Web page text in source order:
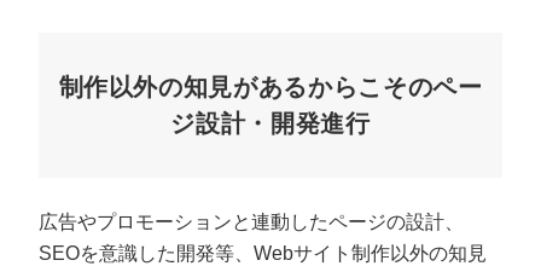
制作以外の知見があるからこそのペー
ジ設計・開発進行
広告やプロモーションと連動したページの設計、
SEOを意識した開発等、Webサイト制作以外の知見